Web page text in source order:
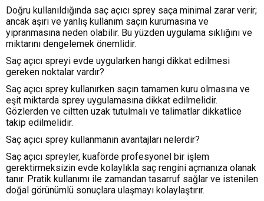
Doğru kullanıldığında saç açıcı sprey saça minimal zarar verir;
ancak aşırı ve yanlış kullanım saçın kurumasına ve
yıpranmasına neden olabilir. Bu yüzden uygulama sıklığını ve
miktarını dengelemek önemlidir.
Saç açıcı spreyi evde uygularken hangi dikkat edilmesi
gereken noktalar vardır?
Saç açıcı sprey kullanırken saçın tamamen kuru olmasına ve
eşit miktarda sprey uygulamasına dikkat edilmelidir.
Gözlerden ve ciltten uzak tutulmalı ve talimatlar dikkatlice
takip edilmelidir.
Saç açıcı sprey kullanmanın avantajları nelerdir?
Saç açıcı spreyler, kuaförde profesyonel bir işlem
gerektirmeksizin evde kolaylıkla saç rengini açmanıza olanak
tanır. Pratik kullanımı ile zamandan tasarruf sağlar ve istenilen
doğal görünümlü sonuçlara ulaşmayı kolaylaştırır.